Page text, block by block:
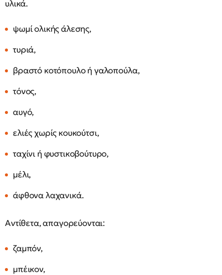
υλικά.
ψωμί ολικής άλεσης,
τυριά,
βραστό κοτόπουλο ή γαλοπούλα,
τόνος,
αυγό,
ελιές χωρίς κουκούτσι,
ταχίνι ή φυστικοβούτυρο,
μέλι,
άφθονα λαχανικά.
Αντίθετα, απαγορεύονται:
ζαμπόν,
μπέικον,